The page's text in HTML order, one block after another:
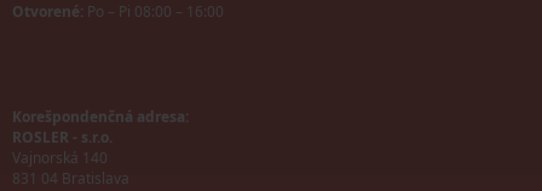
Otvorené: Po – Pi 08:00 – 16:00
Korešpondenčná adresa:
ROSLER - s.r.o.
Vajnorská 140
831 04 Bratislava